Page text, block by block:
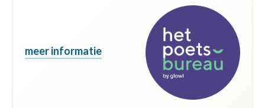
meer informatie